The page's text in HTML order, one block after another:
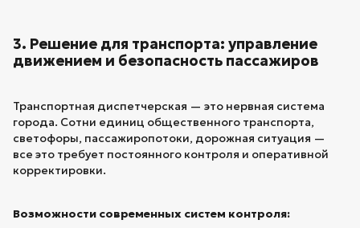
3. Решение для транспорта: управление
движением и безопасность пассажиров
Транспортная диспетчерская — это нервная система
города. Сотни единиц общественного транспорта,
светофоры, пассажиропотоки, дорожная ситуация —
все это требует постоянного контроля и оперативной
корректировки.
Возможности современных систем контроля: